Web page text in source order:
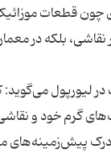
قطعات
بلکه در
لیورپول
درک